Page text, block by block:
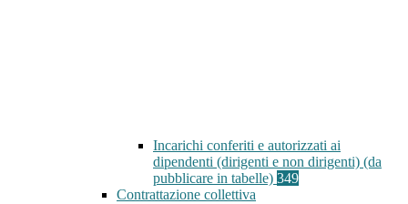
Incarichi conferiti e autorizzati ai
dipendenti (dirigenti e non dirigenti) (da
pubblicare in tabelle) 349
Contrattazione collettiva